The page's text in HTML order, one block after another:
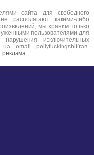
сайта для свободного
располагают какими-либо
мы храним только
пользователями для
исключительных
email pollyfuckingshit(гав-
реклама